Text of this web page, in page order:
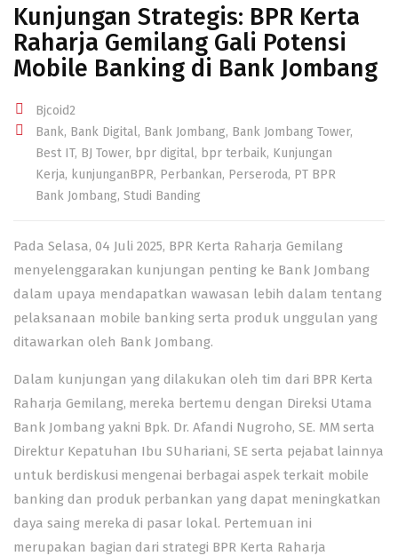
Kunjungan Strategis: BPR Kerta
Raharja Gemilang Gali Potensi
Mobile Banking di Bank Jombang
Bjcoid2
Bank, Bank Digital, Bank Jombang, Bank Jombang Tower,
Best IT, BJ Tower, bpr digital, bpr terbaik, Kunjungan
Kerja, kunjunganBPR, Perbankan, Perseroda, PT BPR
Bank Jombang, Studi Banding
Pada Selasa, 04 Juli 2025, BPR Kerta Raharja Gemilang
menyelenggarakan kunjungan penting ke Bank Jombang
dalam upaya mendapatkan wawasan lebih dalam tentang
pelaksanaan mobile banking serta produk unggulan yang
ditawarkan oleh Bank Jombang.
Dalam kunjungan yang dilakukan oleh tim dari BPR Kerta
Raharja Gemilang, mereka bertemu dengan Direksi Utama
Bank Jombang yakni Bpk. Dr. Afandi Nugroho, SE. MM serta
Direktur Kepatuhan Ibu SUhariani, SE serta pejabat lainnya
untuk berdiskusi mengenai berbagai aspek terkait mobile
banking dan produk perbankan yang dapat meningkatkan
daya saing mereka di pasar lokal. Pertemuan ini
merupakan bagian dari strategi BPR Kerta Raharja